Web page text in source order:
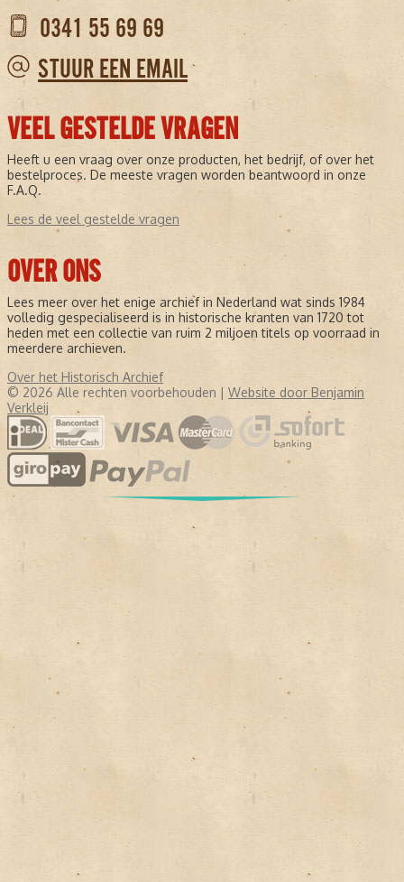
0341 55 69 69
STUUR EEN EMAIL
VEEL GESTELDE VRAGEN
Heeft u een vraag over onze producten, het bedrijf, of over het
bestelproces. De meeste vragen worden beantwoord in onze
F.A.Q.
Lees de veel gestelde vragen
OVER ONS
Lees meer over het enige archief in Nederland wat sinds 1984
volledig gespecialiseerd is in historische kranten van 1720 tot
heden met een collectie van ruim 2 miljoen titels op voorraad in
meerdere archieven.
Over het Historisch Archief
© 2026 Alle rechten voorbehouden | Website door Benjamin
Verkleij